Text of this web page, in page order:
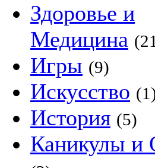
Здоровье и
Медицина
Игры (9)
Искусство
История (5)
Каникулы и